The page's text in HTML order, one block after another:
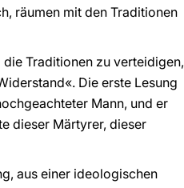
räumen mit den Traditionen
Traditionen zu verteidigen,
Die erste Lesung
Mann, und er
dieser Märtyrer, dieser
aus einer ideologischen